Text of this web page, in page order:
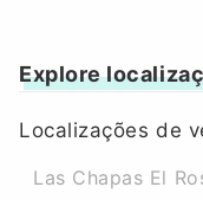
Explore
Localizações de
Las Chapas El